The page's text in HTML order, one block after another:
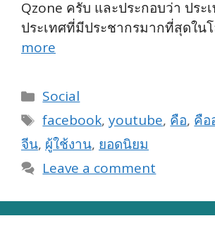
Qzone ครับ และประกอบว่า ประ
ประเทศที่มีประชากรมากที่สุดใน
more
Categories
Social
Tags
facebook,youtube, คือ, คือ
จีน, ผู้ใช้งาน, ยอดนิยม
Leave a comment